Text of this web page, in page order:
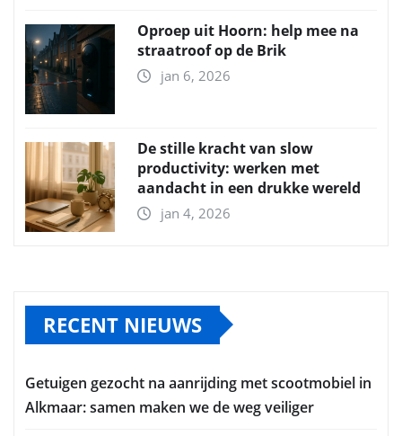
Oproep uit Hoorn: help mee na
straatroof op de Brik
jan 6, 2026
De stille kracht van slow
productivity: werken met
aandacht in een drukke wereld
jan 4, 2026
RECENT NIEUWS
Getuigen gezocht na aanrijding met scootmobiel in
Alkmaar: samen maken we de weg veiliger